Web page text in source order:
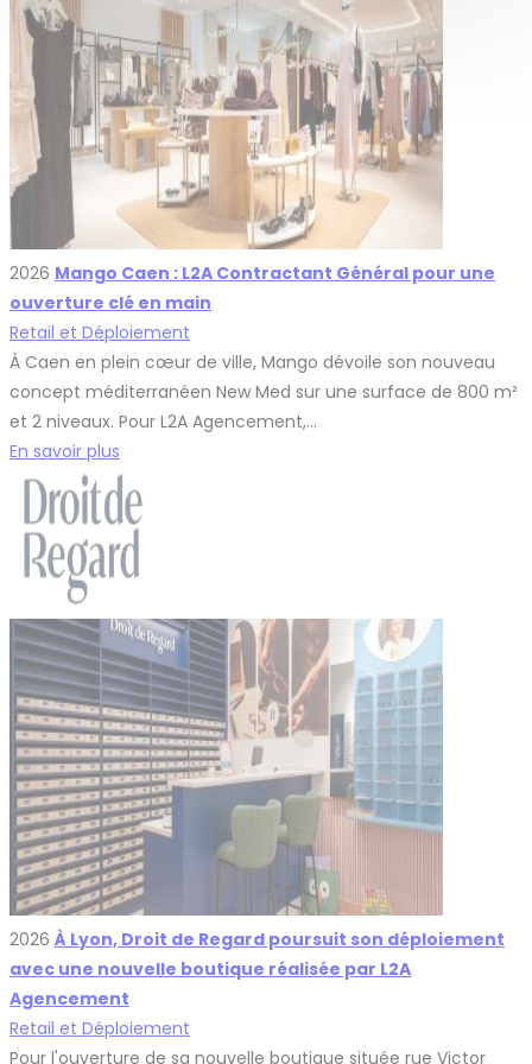
2026 Mango Caen : L2A Contractant Général pour une
ouverture clé en main
Retail et Déploiement
À Caen en plein cœur de ville, Mango dévoile son nouveau
concept méditerranéen New Med sur une surface de 800 m²
et 2 niveaux. Pour L2A Agencement,…
En savoir plus
2026 À Lyon, Droit de Regard poursuit son déploiement
avec une nouvelle boutique réalisée par L2A
Agencement
Retail et Déploiement
Pour l'ouverture de sa nouvelle boutique située rue Victor